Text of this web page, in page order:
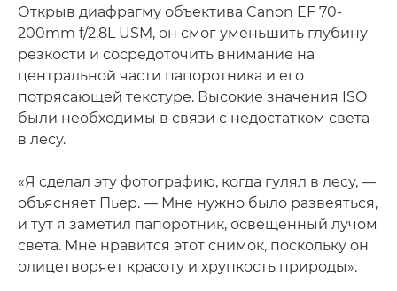
Открыв диафрагму объектива Canon EF 70-
200mm f/2.8L USM, он смог уменьшить глубину
резкости и сосредоточить внимание на
центральной части папоротника и его
потрясающей текстуре. Высокие значения ISO
были необходимы в связи с недостатком света
в лесу.
«Я сделал эту фотографию, когда гулял в лесу, —
объясняет Пьер. — Мне нужно было развеяться,
и тут я заметил папоротник, освещенный лучом
света. Мне нравится этот снимок, поскольку он
олицетворяет красоту и хрупкость природы».